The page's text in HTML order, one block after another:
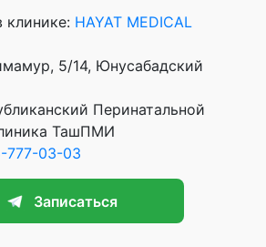
клинике: HAYAT MEDICAL
5/14, Юнусабадский
Перинатальной
ТашПМИ
777-03-03
Записаться